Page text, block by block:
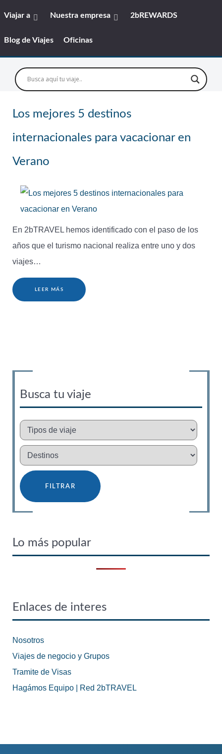
Viajar a Nuestra empresa 2bREWARDS
Blog de Viajes Oficinas
Los mejores 5 destinos
internacionales para vacacionar en
Verano
En 2bTRAVEL hemos identificado con el paso de los
años que el turismo nacional realiza entre uno y dos
viajes…
LEER MÁS
Busca tu viaje
Lo más popular
Enlaces de interes
Nosotros
Viajes de negocio y Grupos
Tramite de Visas
Hagámos Equipo | Red 2bTRAVEL